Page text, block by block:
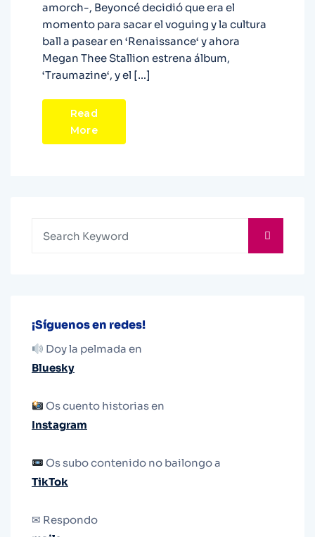
amorch-, Beyoncé decidió que era el
momento para sacar el voguing y la cultura
ball a pasear en ‘Renaissance‘ y ahora
Megan Thee Stallion estrena álbum,
‘Traumazine‘, y el […]
Read
More
¡Síguenos en redes!
Doy la pelmada en
Bluesky
Os cuento historias en
Instagram
Os subo contenido no bailongo a
TikTok
✉ Respondo